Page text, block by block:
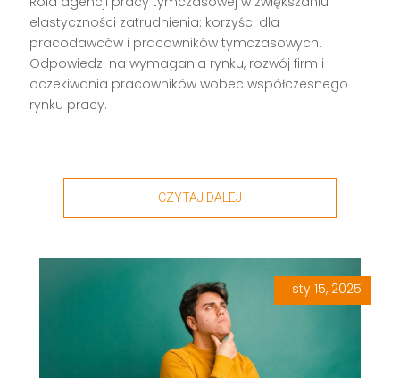
elastyczności zatrudnienia: korzyści dla
pracodawców i pracowników tymczasowych.
Odpowiedzi na wymagania rynku, rozwój firm i
oczekiwania pracowników wobec współczesnego
rynku pracy.
CZYTAJ DALEJ
sty 15, 2025
|,,, ,